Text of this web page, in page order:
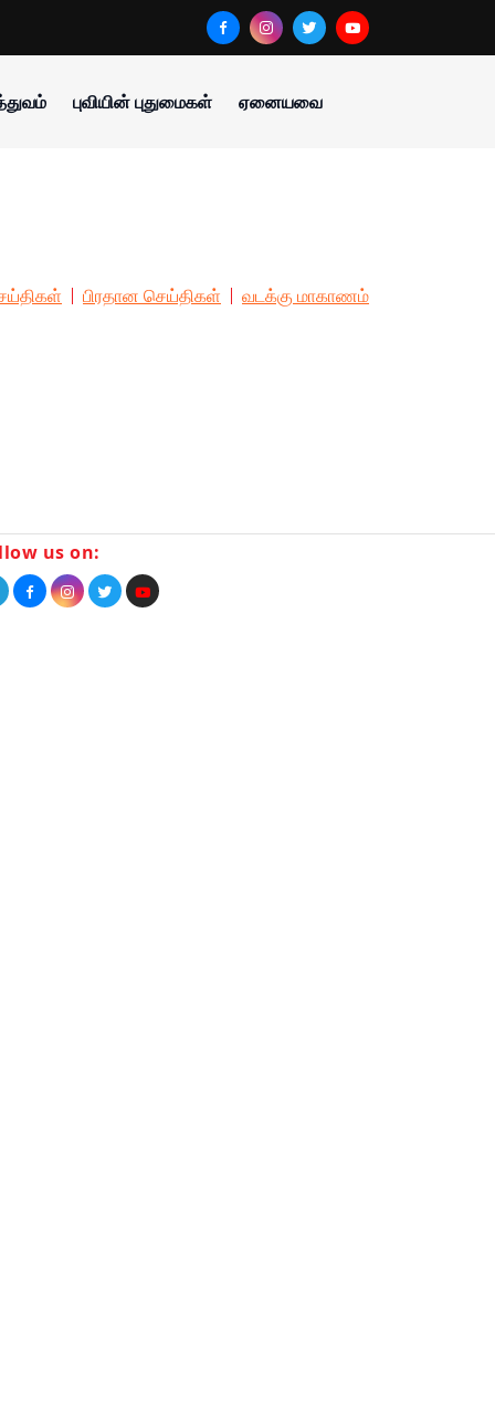
புவியின் புதுமைகள் ஏனையவை
பிரதான செய்திகள் வடக்கு மாகாணம்
us on: